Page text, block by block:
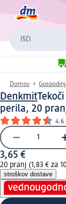
Išči
Domov
Denkmit
perila, 20
4.6
3,65 €
20 pranj (1,83 € za
stroškov dostave